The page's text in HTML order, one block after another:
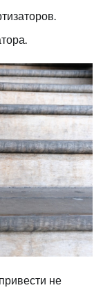
не